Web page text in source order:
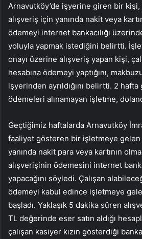
Arnavutköy’de işyerine giren bir kişi,
alışveriş için yanında nakit veya
ödemeyi internet bankacılığı
yoluyla yapmak istediğini belirtti.
onayı üzerine alışveriş yapan kişi,
hesabına ödemeyi yaptığını,
işyerinden ayrıldığını belirtti. 2
ödemeleri alınamayan işletme,
Geçtiğimiz haftalarda Arnavutköy
faaliyet gösteren bir işletmeye
yanında nakit para veya kartının
alışverişinin ödemesini internet
yapacağını söyledi. Çalışan
ödemeyi kabul edince işletmeye
başladı. Yaklaşık 5 dakika süren
TL değerinde eser satın aldığı
çalışan kasiyer kızın gösterdiği